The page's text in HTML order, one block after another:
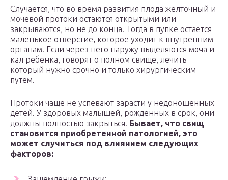
Случается, что во время развития плода желточный и
мочевой протоки остаются открытыми или
закрываются, но не до конца. Тогда в пупке остается
маленькое отверстие, которое уходит к внутренним
органам. Если через него наружу выделяются моча и
кал ребенка, говорят о полном свище, лечить
который нужно срочно и только хирургическим
путем.
Протоки чаще не успевают зарасти у недоношенных
детей. У здоровых малышей, рожденных в срок, они
должны полностью закрыться. Бывает, что свищ
становится приобретенной патологией, это
может случиться под влиянием следующих
факторов: